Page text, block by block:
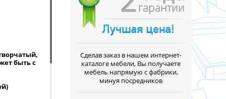
быть с
гарантии
Cделав заказ в нашем интернет-
каталоге мебели, Вы получаете
мебель напрямую с фабрики,
минуя посредников